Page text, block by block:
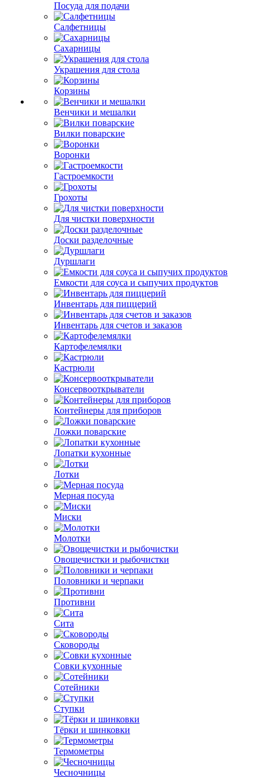
Посуда для подачи
Салфетницы
Сахарницы
Украшения для стола
Корзины
Венчики и мешалки
Вилки поварские
Воронки
Гастроемкости
Грохоты
Для чистки поверхности
Доски разделочные
Дуршлаги
Емкости для соуса и сыпучих продуктов
Инвентарь для пиццерий
Инвентарь для счетов и заказов
Картофелемялки
Кастрюли
Консервооткрыватели
Контейнеры для приборов
Ложки поварские
Лопатки кухонные
Лотки
Мерная посуда
Миски
Молотки
Овощечистки и рыбочистки
Половники и черпаки
Противни
Сита
Сковороды
Совки кухонные
Сотейники
Ступки
Тёрки и шинковки
Термометры
Чесночницы